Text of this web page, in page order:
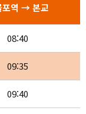
포역 → 본교
08:40
09:35
09:40